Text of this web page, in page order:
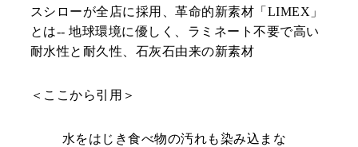
スシローが全店に採用、革命的新素材「LIMEX」
とは-- 地球環境に優しく、ラミネート不要で高い
耐水性と耐久性、石灰石由来の新素材
＜ここから引用＞
水をはじき食べ物の汚れも染み込まな